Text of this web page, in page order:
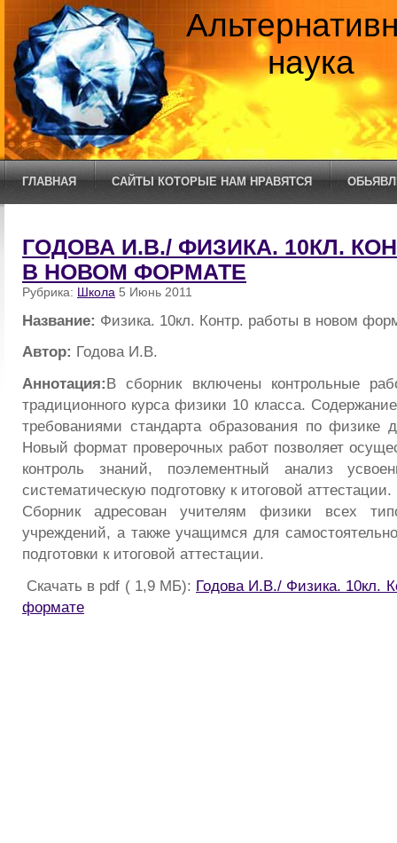
наука
ГЛАВНАЯ САЙТЫ КОТОРЫЕ НАМ НРАВЯТСЯ
ГОДОВА И.В./ ФИЗИКА. 10КЛ.
В НОВОМ ФОРМАТЕ
Рубрика: Школа 5 Июнь 2011
Название: Физика. 10кл. Контр. работы в новом
Автор: Годова И.В.
Аннотация:В сборник включены контрольные
традиционного курса физики 10 класса.
требованиями стандарта образования по физике
Новый формат проверочных работ позволяет
контроль знаний, поэлементный анализ
систематическую подготовку к итоговой аттестации.
Сборник адресован учителям физики всех
учреждений, а также учащимся для
подготовки к итоговой аттестации.
Скачать в pdf ( 1,9 МБ): Годова И.В./ Физика. 10кл.
формате